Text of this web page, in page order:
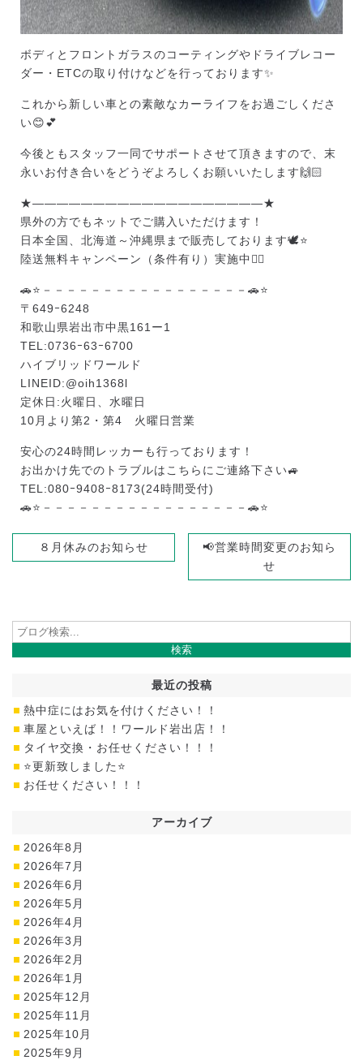
ボディとフロントガラスのコーティングやドライブレコー
ダー・ETCの取り付けなどを行っております✨
これから新しい車との素敵なカーライフをお過ごしくださ
い😊💕
今後ともスタッフ一同でサポートさせて頂きますので、末
永いお付き合いをどうぞよろしくお願いいたします🙌🏻
★———————————————————★
県外の方でもネットでご購入いただけます！
日本全国、北海道～沖縄県まで販売しております🕊️⭐
陸送無料キャンペーン（条件有り）実施中❤️‍🔥
🚗⭐－－－－－－－－－－－－－－－－－🚗⭐
〒649ｰ6248
和歌山県岩出市中黒161ー1
TEL:0736ｰ63ｰ6700
ハイブリッドワールド
LINEID:@oih1368l
定休日:火曜日、水曜日
10月より第2・第4 火曜日営業
安心の24時間レッカーも行っております！
お出かけ先でのトラブルはこちらにご連絡下さい🚙
TEL:080ｰ9408ｰ8173(24時間受付)
🚗⭐－－－－－－－－－－－－－－－－－🚗⭐
８月休みのお知らせ
📢営業時間変更のお知ら
せ
最近の投稿
熱中症にはお気を付けください！！
車屋といえば！！ワールド岩出店！！
タイヤ交換・お任せください！！！
⭐更新致しました⭐
お任せください！！！
アーカイブ
2026年8月
2026年7月
2026年6月
2026年5月
2026年4月
2026年3月
2026年2月
2026年1月
2025年12月
2025年11月
2025年10月
2025年9月